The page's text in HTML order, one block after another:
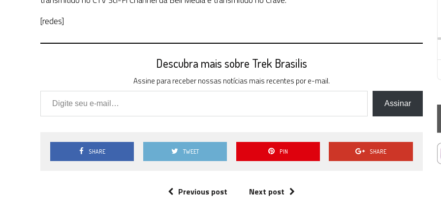
[redes]
Descubra mais sobre Trek Brasilis
Assine para receber nossas notícias mais recentes por e-mail.
Digite seu e-mail…
Assinar
SHARE TWEET PIN SHARE
Previous post Next post